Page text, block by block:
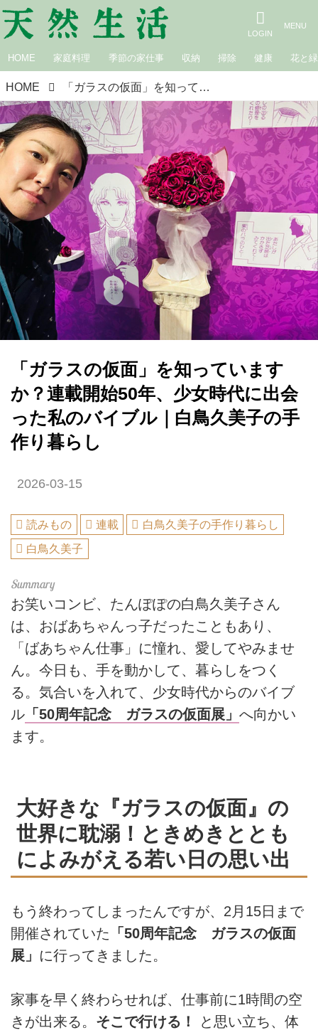
HOME 家庭料理 季節の家仕事 収納 掃除 健康 花と緑
HOME 「ガラスの仮面」を知っていますか？連載開始50年、少女時代に出会った私のバイブル｜白鳥久美子の手作り暮らし
「ガラスの仮面」を知っています
か？連載開始50年、少女時代に出会
った私のバイブル｜白鳥久美子の手
作り暮らし
2026-03-15
読みもの 連載
白鳥久美子の手作り暮らし
白鳥久美子
お笑いコンビ、たんぽぽの白鳥久美子さん
は、おばあちゃんっ子だったこともあり、
「ばあちゃん仕事」に憧れ、愛してやみませ
ん。今日も、手を動かして、暮らしをつく
る。気合いを入れて、少女時代からのバイブ
ル 「50周年記念 ガラスの仮面展」 へ向かい
ます。
大好きな『ガラスの仮面』の
世界に耽溺！ときめきととも
によみがえる若い日の思い出
もう終わってしまったんですが、2月15日まで
開催されていた 「50周年記念 ガラスの仮面
展」 に行ってきました。
家事を早く終わらせれば、仕事前に1時間の空
きが出来る。 そこで行ける！
と思い立ち、体